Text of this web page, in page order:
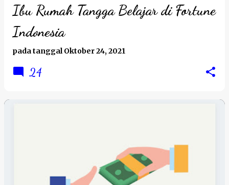
Ibu Rumah Tangga Belajar di Fortune
Indonesia
pada tanggalOktober 24, 2021
24